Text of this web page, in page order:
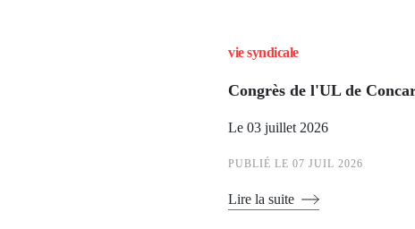
vie syndicale
Congrès de l'UL de
Le 03 juillet 2026
PUBLIÉ LE07 JUIL 2026
Lire la suite